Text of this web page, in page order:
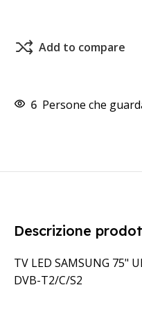
Add to compare
6 Persone che
Descrizione
TV LED SAMSUNG 75"
DVB-T2/C/S2